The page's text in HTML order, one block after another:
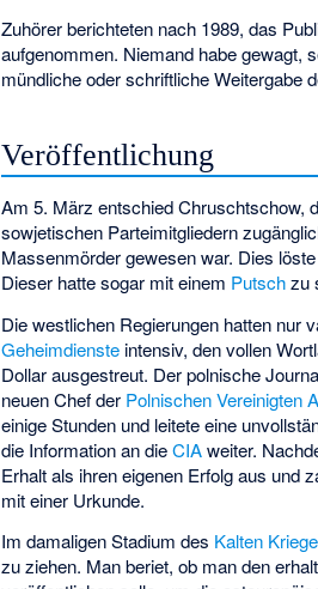
Zuhörer berichteten nach 1989, das
aufgenommen. Niemand habe gewagt,
mündliche oder schriftliche Weitergabe
Veröffentlichung
Am 5. März entschied Chruschtschow,
sowjetischen Parteimitgliedern
Massenmörder gewesen war. Dies
Dieser hatte sogar mit einem Putschzu
Die westlichen Regierungen hatten nur
Geheimdienste intensiv, den vollen
Dollar ausgestreut. Der polnische
neuen Chef der Polnischen Vereinigten
einige Stunden und leitete eine
die Information an dieCIAweiter.
Erhalt als ihren eigenen Erfolg aus und
mit einer Urkunde.
Im damaligen Stadium des Kalten
zu ziehen. Man beriet, ob man den